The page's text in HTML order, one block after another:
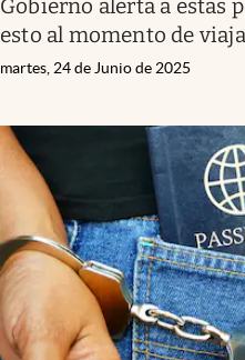
Gobierno alerta a estas
esto al momento de
martes, 24 de Junio de 2025